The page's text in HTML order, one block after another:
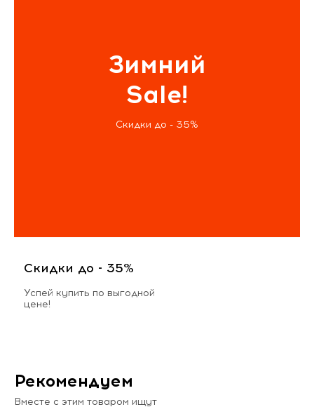
Зимний
Sale!
Скидки до - 35%
Скидки до - 35%
Успей купить по выгодной
цене!
Рекомендуем
Вместе с этим товаром ищут